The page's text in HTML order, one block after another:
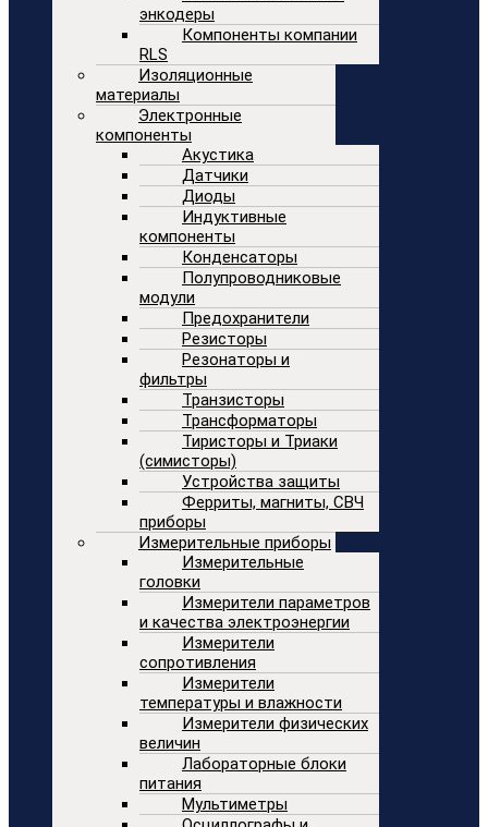
энкодеры
Компоненты компании
RLS
Изоляционные
материалы
Электронные
компоненты
Акустика
Датчики
Диоды
Индуктивные
компоненты
Конденсаторы
Полупроводниковые
модули
Предохранители
Резисторы
Резонаторы и
фильтры
Транзисторы
Трансформаторы
Тиристоры и Триаки
(симисторы)
Устройства защиты
Ферриты, магниты, СВЧ
приборы
Измерительные приборы
Измерительные
головки
Измерители параметров
и качества электроэнергии
Измерители
сопротивления
Измерители
температуры и влажности
Измерители физических
величин
Лабораторные блоки
питания
Мультиметры